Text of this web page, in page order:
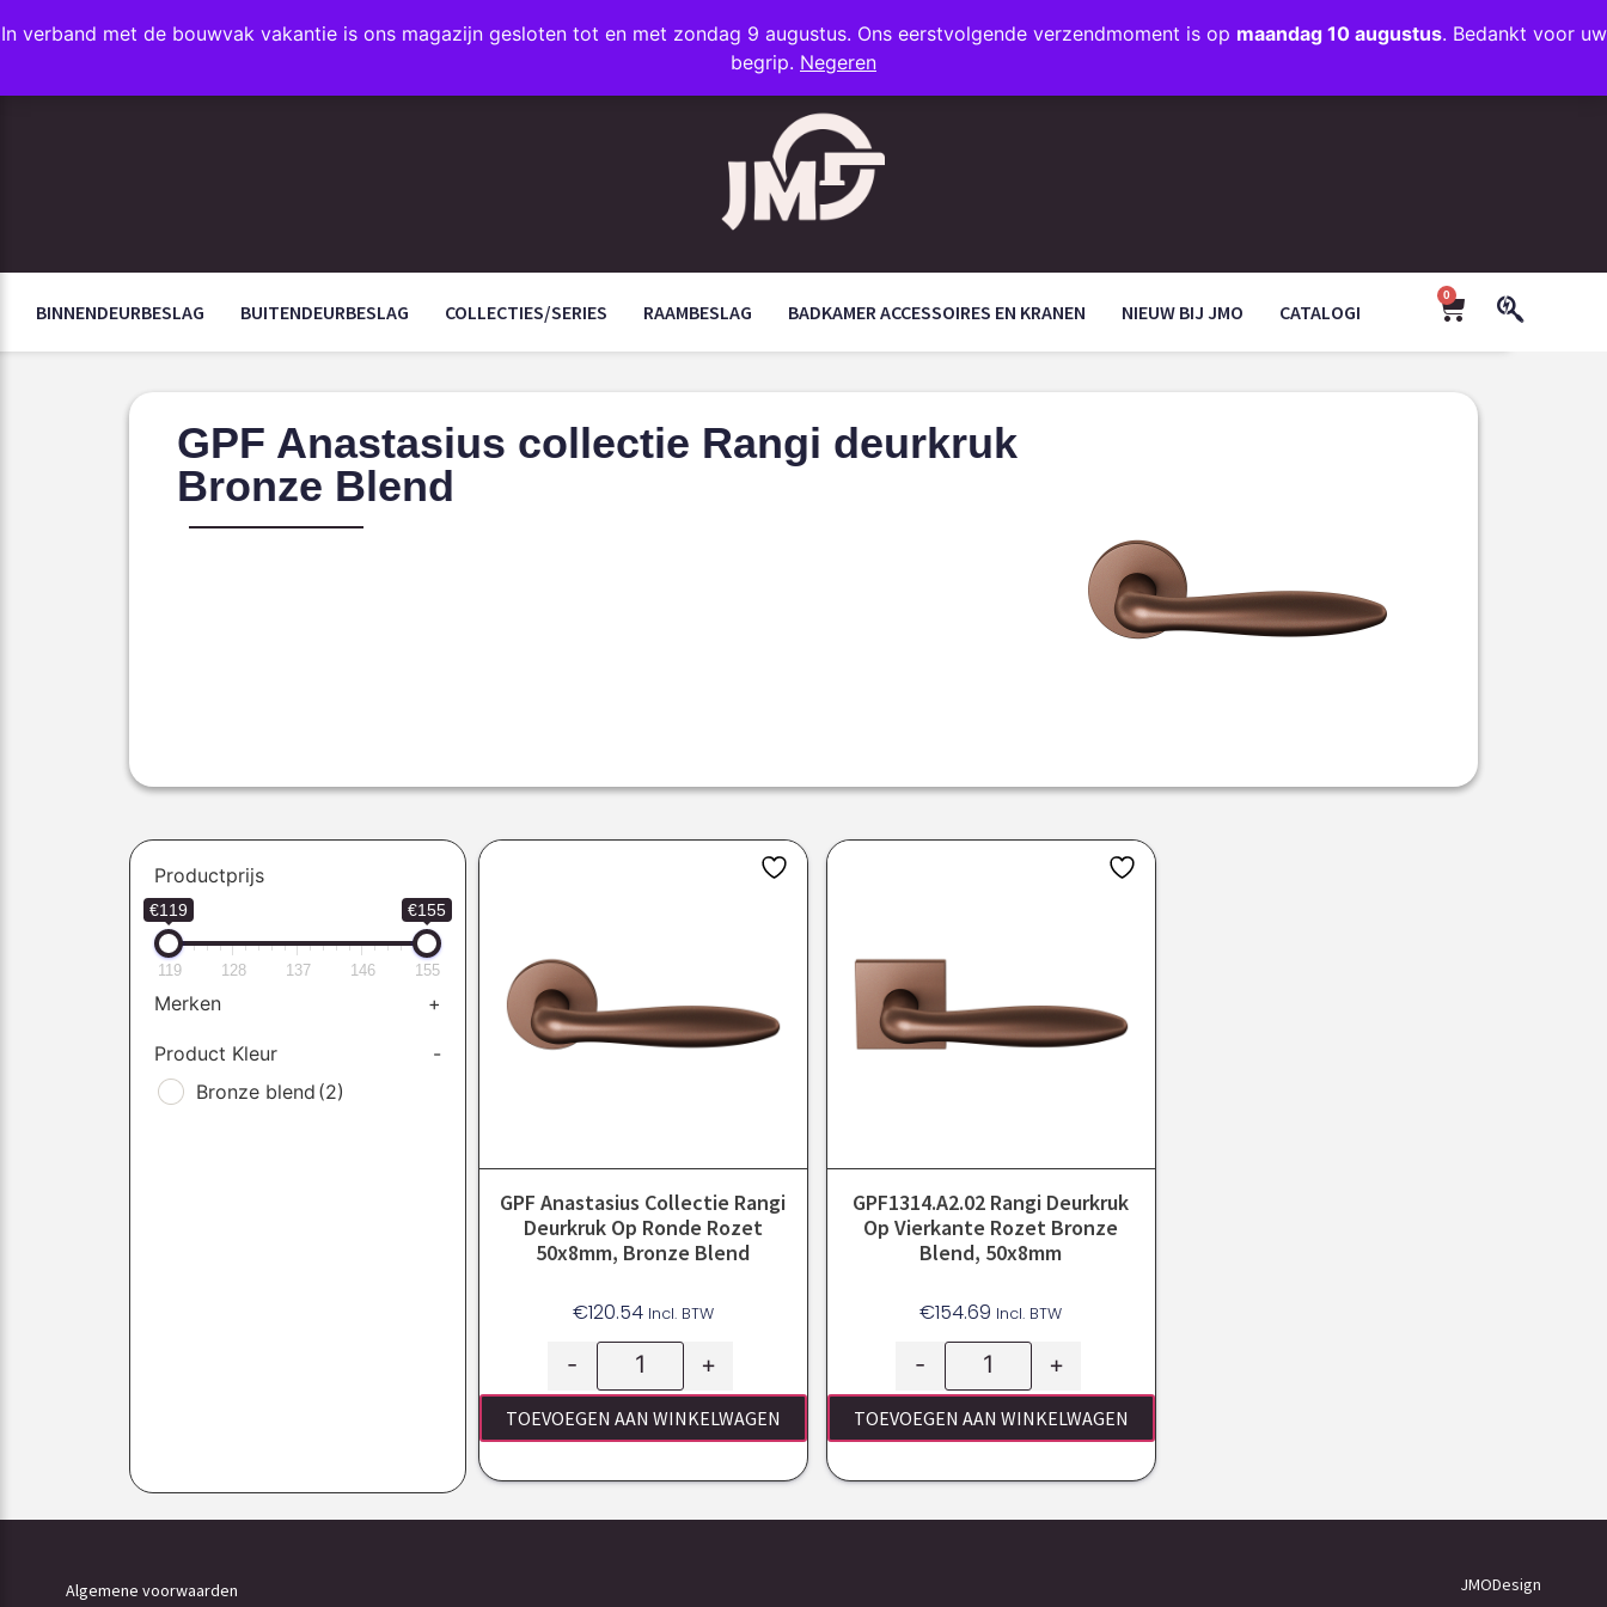
In verband met de bouwvak vakantie is ons magazijn gesloten tot en met zondag 9 augustus. Ons eerstvolgende verzendmoment is op maandag 10 augustus. Bedankt voor uw
begrip. Negeren
INFO@JMODESIGN.NL
+31 (0)35 203 1663
FAVORIETEN
BINNENDEURBESLAG BUITENDEURBESLAG COLLECTIES/SERIES RAAMBESLAG BADKAMER ACCESSOIRES EN KRANEN NIEUW BIJ JMO CATALOGI
0
GPF Anastasius collectie Rangi deurkruk
Bronze Blend
Productprijs
€119 €155
119 128 137 146 155
Merken +
Product Kleur
-
Bronze blend (2)
GPF Anastasius Collectie Rangi
Deurkruk Op Ronde Rozet
50x8mm, Bronze Blend
€120.54 Incl. BTW
- +
TOEVOEGEN AAN WINKELWAGEN
GPF1314.A2.02 Rangi Deurkruk
Op Vierkante Rozet Bronze
Blend, 50x8mm
€154.69 Incl. BTW
- +
TOEVOEGEN AAN WINKELWAGEN
Algemene voorwaarden JMODesign